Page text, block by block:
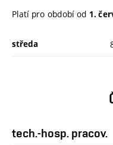
Platí pro období od 1.
středa
tech.-hosp. pracov.